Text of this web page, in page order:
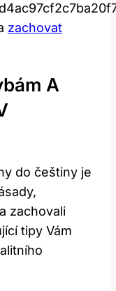
zachovat
A
do češtiny je
zachovali
tipy Vám